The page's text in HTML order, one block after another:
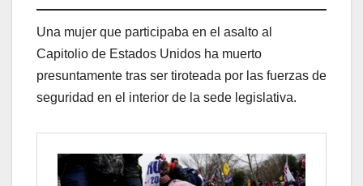
Una mujer que participaba en el asalto al
Capitolio de Estados Unidos ha muerto
presuntamente tras ser tiroteada por las fuerzas de
seguridad en el interior de la sede legislativa.